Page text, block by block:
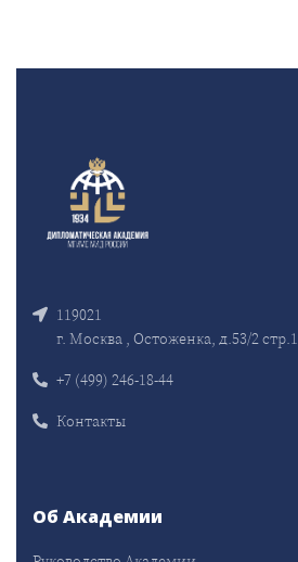
119021
г. Москва , Остоженка, д.53/2 стр.1
+7 (499) 246-18-44
Контакты
Об Академии